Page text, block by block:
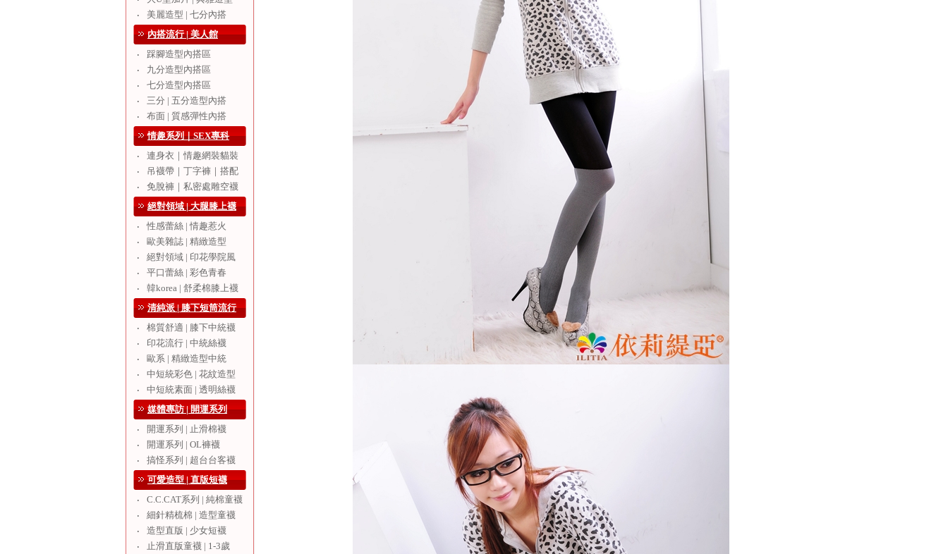
‧
美麗造型 | 七分內搭
內搭流行 | 美人館
‧
踩腳造型內搭區
‧
九分造型內搭區
‧
七分造型內搭區
‧
三分 | 五分造型內搭
‧
布面 | 質感彈性內搭
情趣系列｜SEX專科
‧
連身衣｜情趣網裝貓裝
‧
吊襪帶｜丁字褲｜搭配
‧
免脫褲｜私密處雕空襪
絕對領域 | 大腿膝上襪
‧
性感蕾絲 | 情趣惹火
‧
歐美雜誌 | 精緻造型
‧
絕對領域 | 印花學院風
‧
平口蕾絲 | 彩色青春
‧
韓korea | 舒柔棉膝上襪
清純派 | 膝下短筒流行
‧
棉質舒適 | 膝下中統襪
‧
印花流行 | 中統絲襪
‧
歐系 | 精緻造型中統
‧
中短統彩色 | 花紋造型
‧
中短統素面 | 透明絲襪
媒體專訪 | 開運系列
‧
開運系列 | 止滑棉襪
‧
開運系列 | OL褲襪
‧
搞怪系列 | 超台台客襪
可愛造型 | 直版短襪
‧
C.C.CAT系列 | 純棉童襪
‧
細針精梳棉 | 造型童襪
‧
造型直版 | 少女短襪
‧
止滑直版童襪 | 1-3歲